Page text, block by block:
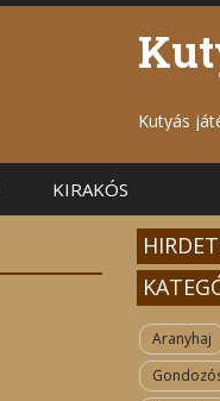
Kutyás
KIRAKÓS
Aranyhaj